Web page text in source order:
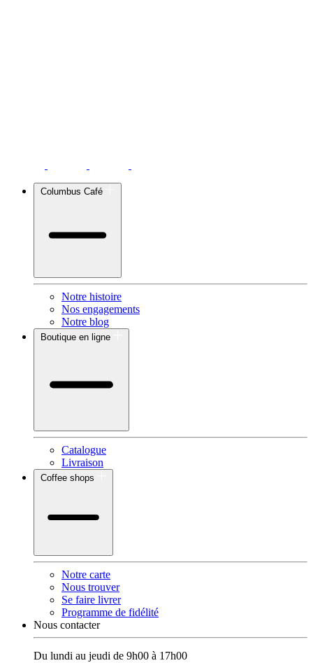
Columbus Café
Notre histoire
Nos engagements
Notre blog
Boutique en ligne
Catalogue
Livraison
Coffee shops
Notre carte
Nous trouver
Se faire livrer
Programme de fidélité
Nous contacter
Du lundi au jeudi de 9h00 à 17h00